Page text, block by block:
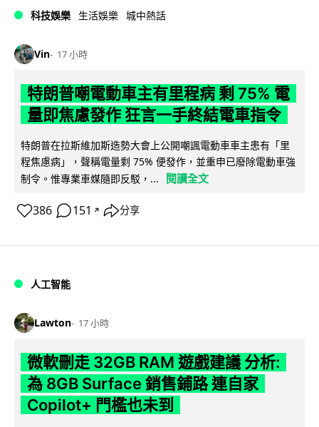
科技娛樂 生活娛樂 城中熱話
Vin 17 小時
特朗普嘲電動車主有里程病 剩 75% 電
量即焦慮發作 狂言一手終結電車指令
特朗普在拉斯維加斯造勢大會上公開嘲諷電動車車主患有「里
程焦慮病」，聲稱電量剩 75% 便發作，並重申已廢除電動車強
制令。惟專業車媒隨即反駁，...
閱讀全文
386 151 ↗ 分享
人工智能
Lawton 17 小時
微軟刪走 32GB RAM 遊戲建議 分析:
為 8GB Surface 銷售鋪路 連自家
Copilot+ 門檻也未到